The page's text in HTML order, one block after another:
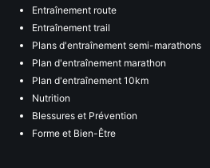
Entraînement route
Entraînement trail
Plans d'entraînement semi-marathons
Plan d'entraînement marathon
Plan d'entraînement 10km
Nutrition
Blessures et Prévention
Forme et Bien-Être